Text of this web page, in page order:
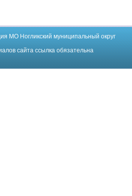
МО Ногликский муниципальный округ
сайта ссылка обязательна